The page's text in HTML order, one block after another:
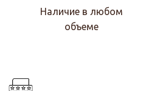
Наличие в любом
объеме